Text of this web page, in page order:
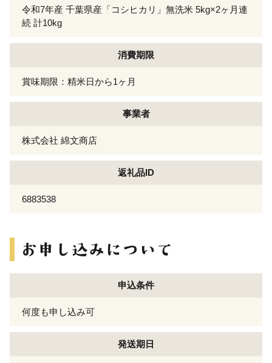
令和7年産 千葉県産「コシヒカリ」無洗米 5kg×2ヶ月連
続 計10kg
消費期限
賞味期限：精米日から1ヶ月
事業者
株式会社 綿文商店
返礼品ID
6883538
申込条件
何度も申し込み可
発送期日